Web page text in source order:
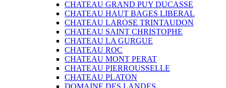
CHATEAU GRAND PUY DUCASSE
CHATEAU HAUT BAGES LIBERAL
CHATEAU LAROSE TRINTAUDON
CHATEAU SAINT CHRISTOPHE
CHATEAU LA GURGUE
CHATEAU ROC
CHATEAU MONT PERAT
CHATEAU PIERROUSSELLE
CHATEAU PLATON
DOMAINE DES LANDES